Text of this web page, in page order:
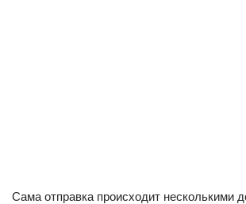
Сама отправка происходит несколькими